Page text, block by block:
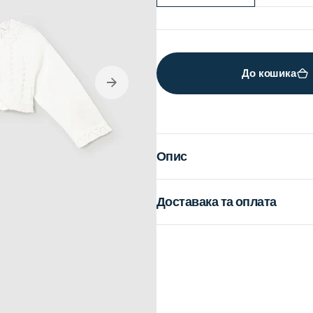
sold
out
unavailable
До кошика
Опис
Доставака та оплата